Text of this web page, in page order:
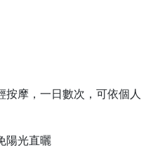
按摩，一日數次，可依個人
陽光直曬